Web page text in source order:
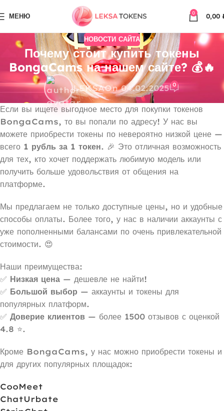
МЕНЮ 0 0,00
НОВОСТИ САЙТА
Почему стоит купить токены
BongaCams на нашем сайте? 💰🔥
LEKSAOn 04.02.2025 0
Если вы ищете выгодное место для покупки токенов
BongaCams, то вы попали по адресу! У нас вы
можете приобрести токены по невероятно низкой цене —
всего 1 рубль за 1 токен. 🎉 Это отличная возможность
для тех, кто хочет поддержать любимую модель или
получить больше удовольствия от общения на
платформе.
Мы предлагаем не только доступные цены, но и удобные
способы оплаты. Более того, у нас в наличии аккаунты с
уже пополненными балансами по очень привлекательной
стоимости. 😍
Наши преимущества:
✅ Низкая цена — дешевле не найти!
✅ Большой выбор — аккаунты и токены для
популярных платформ.
✅ Доверие клиентов — более 1500 отзывов с оценкой
4.8 ⭐️.
Кроме BongaCams, у нас можно приобрести токены и
для других популярных площадок:
CooMeet
ChatUrbate